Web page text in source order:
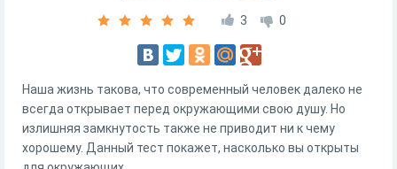
3 0
Наша жизнь такова, что современный человек далеко не
всегда открывает перед окружающими свою душу. Но
излишняя замкнутость также не приводит ни к чему
хорошему. Данный тест покажет, насколько вы открыты